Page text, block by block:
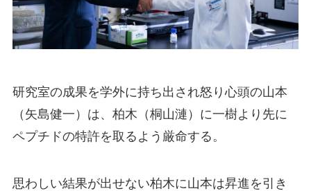
研究室の成果を学外に持ち出され怒り心頭の山本
（矢島健一）は、柏木（桐山漣）に一樹より先に
ペプチドの特許を取るよう厳命する。
思わしい結果が出せない柏木に山本は昇進を引き